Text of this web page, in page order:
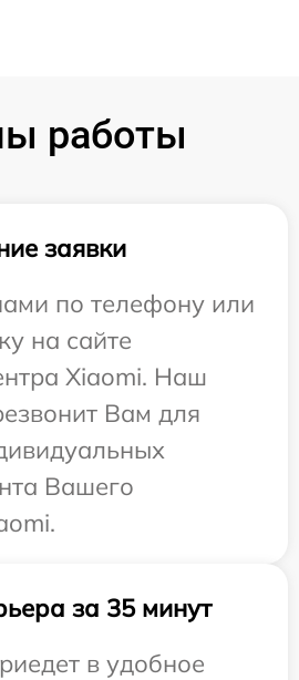
работы
заявки
по телефону или
на сайте
Xiaomi. Наш
Вам для
Вашего
за 35 минут
в удобное